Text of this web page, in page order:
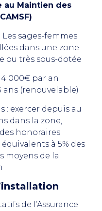
au Maintien des
Les sages-femmes
dans une zone
ou très sous-dotée
000€ par an
ans (renouvelable)
: exercer depuis au
dans la zone,
honoraires
à 5% des
moyens de la
de l’Assurance